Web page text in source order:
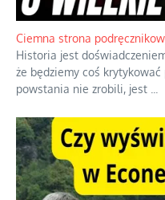
Jednym z dziedzictw
oceniania wszystkiego w
również polityki